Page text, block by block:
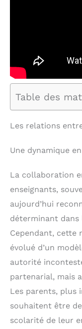
Table des
Les relations
Une dynamique
La collaboration
enseignants,
aujourd’hui
déterminant dans
Cependant, cette
évolué d’un
autorité
partenarial, mais
Les parents, plus
souhaitent être
scolarité de leur